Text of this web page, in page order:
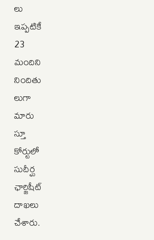
లు
ఇప్పటికే
23
మందిని
నిందితు
లుగా
మారు
స్తూ
కోర్టులో
సుదీర్ఘ
ఛార్జిషీట్
దాఖలు
చేశారు.